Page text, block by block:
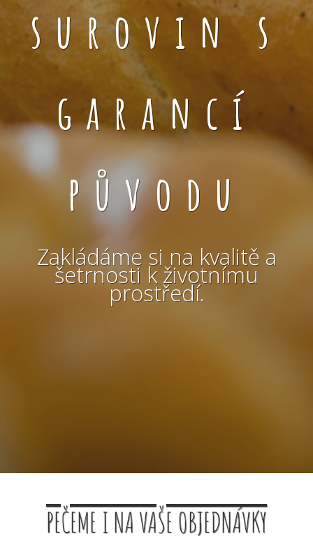
surovin s
garancí
původu
Zakládáme si na kvalitě a
šetrnosti k životnímu
prostředí.
PEČEME I NA VAŠE OBJEDNÁVKY